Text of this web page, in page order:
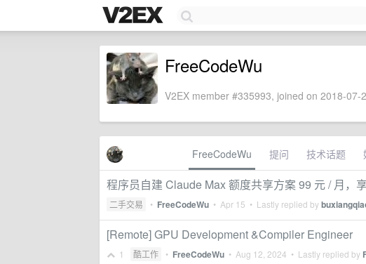
FreeCodeWu
V2EX member #335993, joined on 2018-07-
FreeCodeWu 提问 技术话题
程序员自建 Claude Max 额度共享方案 99 元 / 月，
二手交易 • FreeCodeWu • Apr 15 • Lastly replied by
[Remote] GPU Development &Compiler Engineer
1 酷工作 • FreeCodeWu • Aug 12, 2024 • Lastly replied by